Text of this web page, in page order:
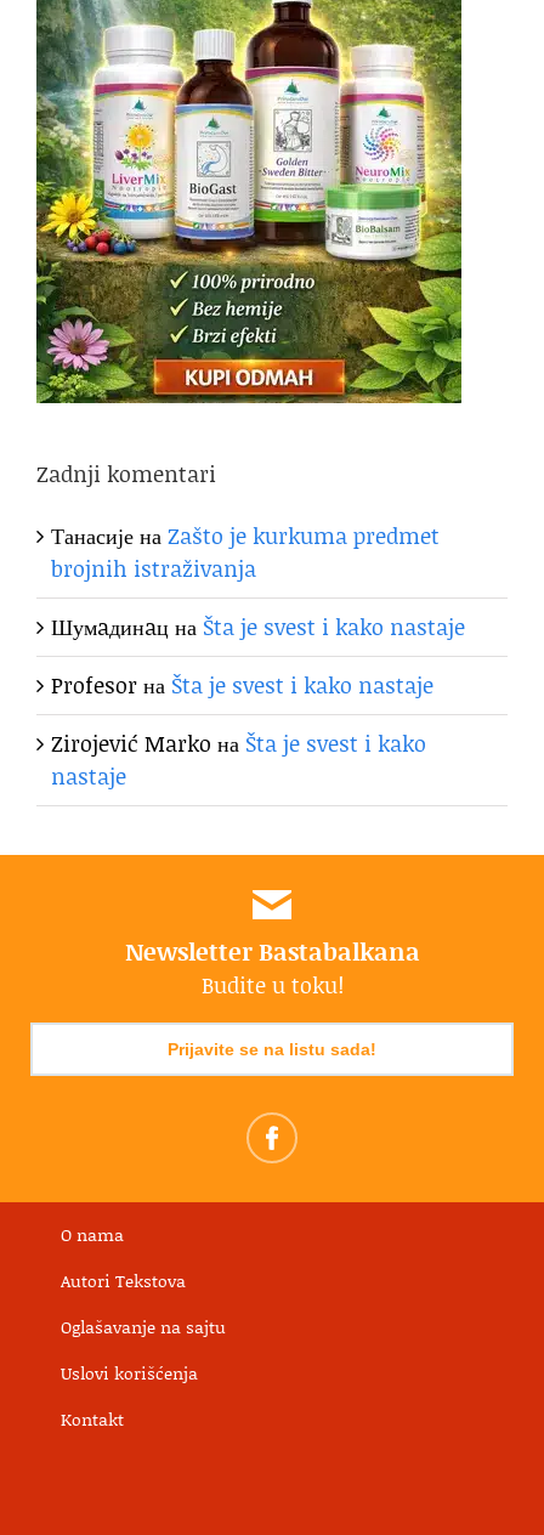
Zadnji komentari
ТанасијенаZašto je kurkuma predmet
brojnih istraživanja
Шумaдинaцна Šta je svest i kako nastaje
Profesorна Šta je svest i kako nastaje
Zirojević Marko на Šta je svest i kako
nastaje
Newsletter Bastabalkana
Budite u toku!
Prijavite se na listu sada!
O nama
Autori Tekstova
Oglašavanje na sajtu
Uslovi korišćenja
Kontakt